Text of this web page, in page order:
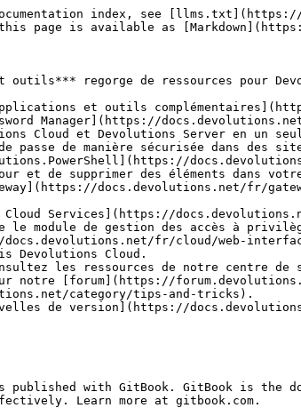
index, see
this page is available as
outils*** regorge de ressources pour
et outils
Cloud et Devolutions Server en un
passe de manière sécurisée dans
et de supprimer des éléments dans
le module de gestion des accès à
fr/cloud/web-
Devolutions Cloud.
les ressources de notre centre
sur notre [forum](https://
category/tips-and-tricks).
de version](https://
published with GitBook. GitBook is the
Learn more at gitbook.com.